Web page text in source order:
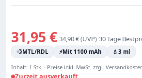
Verkaufspreis:
31,95 € Regulärer Preis:
34,90 € 30 Tage
💨MTL/RDL ⚡Mit 1100 mAh 💧 3 ml
Inhalt: 1 Stk. · Preise inkl. MwSt. zzgl.